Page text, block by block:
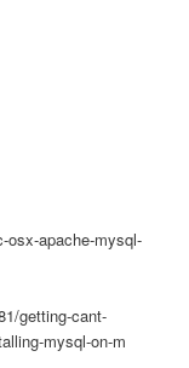
osx-apache-mysql-
getting-cant-
mysql-on-m